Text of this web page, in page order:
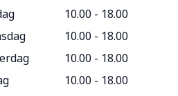
10.00 - 18.00
10.00 - 18.00
10.00 - 18.00
10.00 - 18.00